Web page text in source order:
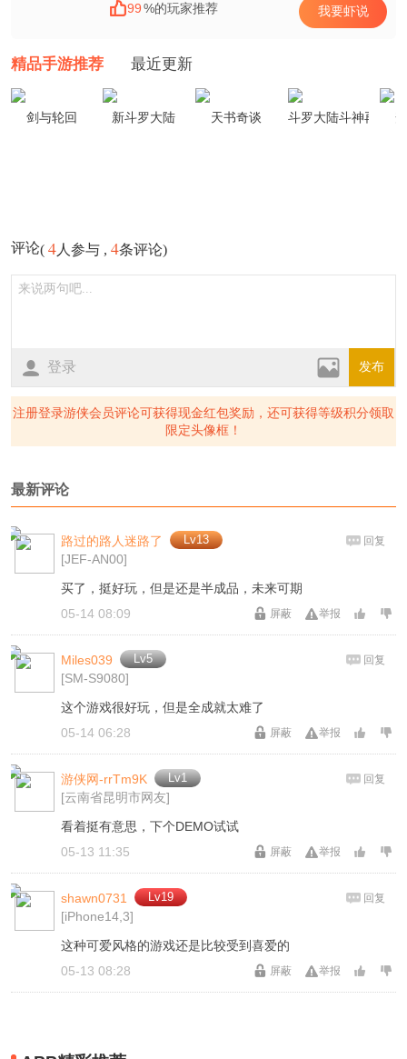
99%的玩家推荐 我要虾说
精品手游推荐 最近更新
剑与轮回 新斗罗大陆 天书奇谈 斗罗大陆斗神再临
评论( 4人参与 , 4条评论)
登录 发布
注册登录游侠会员评论可获得现金红包奖励，还可获得等级积分领取
限定头像框！
最新评论
路过的路人迷路了 Lv13
[JEF-AN00]
回复
买了，挺好玩，但是还是半成品，未来可期
举报
屏蔽
05-14 08:09
Miles039 Lv5
[SM-S9080]
回复
这个游戏很好玩，但是全成就太难了
举报
屏蔽
05-14 06:28
游侠网-rrTm9K Lv1
[云南省昆明市网友]
回复
看着挺有意思，下个DEMO试试
举报
屏蔽
05-13 11:35
shawn0731 Lv19
[iPhone14,3]
回复
这种可爱风格的游戏还是比较受到喜爱的
举报
屏蔽
05-13 08:28